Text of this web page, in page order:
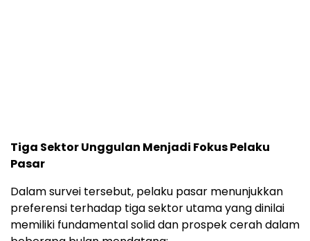
Tiga SektorUnggulan Menjadi FokusPelaku
Pasar
Dalamsurvei tersebut, pelaku pasar menunjukkan
preferensi terhadap tigasektorutamayangdinilai
memiliki fundamentalsoliddan prospekcerahdalam